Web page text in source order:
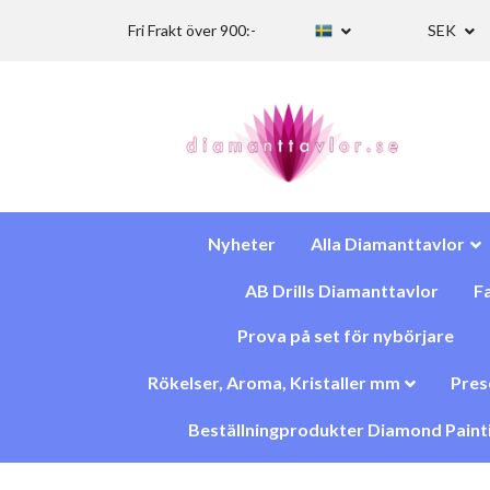
Fri Frakt över 900:- SEK
Nyheter Alla Diamanttavlor
AB Drills Diamanttavlor
Prova på set för nybörjare
Rökelser, Aroma, Kristaller mm
Beställningprodukter Diamond